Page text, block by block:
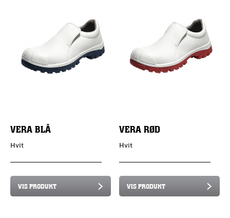
VERA BLÅ
Hvit
VIS PRODUKT
VERA RØD
Hvit
VIS PRODUKT